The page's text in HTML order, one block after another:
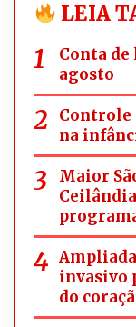
LEIA
Conta
agosto
Controle
na
Maior
invasivo
do